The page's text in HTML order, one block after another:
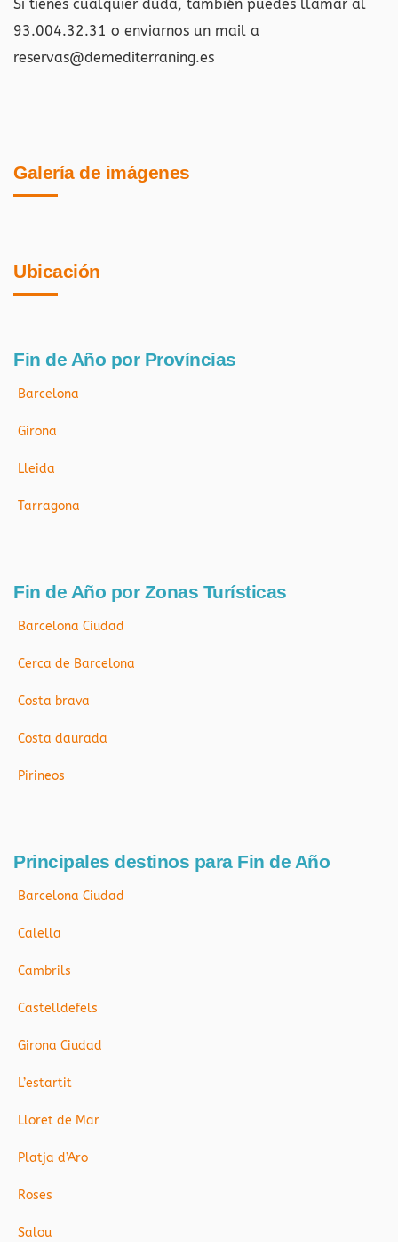
Si tienes cualquier duda, también puedes llamar al
93.004.32.31 o enviarnos un mail a
reservas@demediterraning.es
Galería de imágenes
Ubicación
Fin de Año por Províncias
Barcelona
Girona
Lleida
Tarragona
Fin de Año por Zonas Turísticas
Barcelona Ciudad
Cerca de Barcelona
Costa brava
Costa daurada
Pirineos
Principales destinos para Fin de Año
Barcelona Ciudad
Calella
Cambrils
Castelldefels
Girona Ciudad
L’estartit
Lloret de Mar
Platja d’Aro
Roses
Salou